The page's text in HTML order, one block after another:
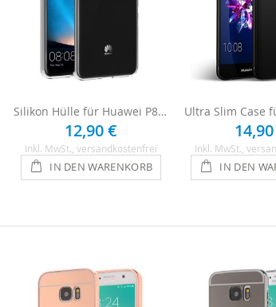
Silikon Hülle für Huawei P8 Lite 2017 - Transparent
12,90 €
Inkl. MwSt. , versandkostenfrei
IN DEN WARENKORB
Inkl. MwSt. ,
IN DEN